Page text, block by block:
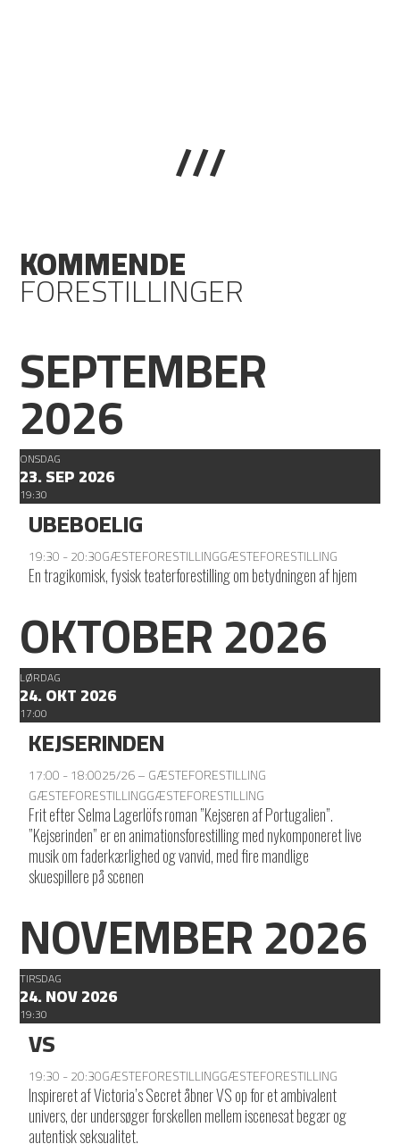
///
KOMMENDE
FORESTILLINGER
SEPTEMBER
2026
ONSDAG
23. SEP 2026
19:30
UBEBOELIG
19:30 - 20:30GÆSTEFORESTILLINGGÆSTEFORESTILLING
En tragikomisk, fysisk teaterforestilling om betydningen af hjem
OKTOBER 2026
LØRDAG
24. OKT 2026
17:00
KEJSERINDEN
17:00 - 18:0025/26 – GÆSTEFORESTILLING
GÆSTEFORESTILLINGGÆSTEFORESTILLING
Frit efter Selma Lagerlöfs roman ”Kejseren af Portugalien”.
”Kejserinden” er en animationsforestilling med nykomponeret live
musik om faderkærlighed og vanvid, med fire mandlige
skuespillere på scenen
NOVEMBER 2026
TIRSDAG
24. NOV 2026
19:30
VS
19:30 - 20:30GÆSTEFORESTILLINGGÆSTEFORESTILLING
Inspireret af Victoria’s Secret åbner VS op for et ambivalent
univers, der undersøger forskellen mellem iscenesat begær og
autentisk seksualitet.